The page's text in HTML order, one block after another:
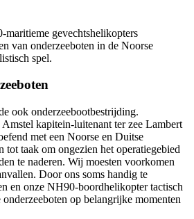
gevechtshelikopters
van onderzeeboten in de Noorse
spel.
ook onderzeebootbestrijding.
kapitein-luitenant ter zee Lambert
met een Noorse en Duitse
tot taak om ongezien het operatiegebied
te naderen. Wij moesten voorkomen
Door ons soms handig te
en onze NH90-boordhelikopter tactisch
op belangrijke momenten